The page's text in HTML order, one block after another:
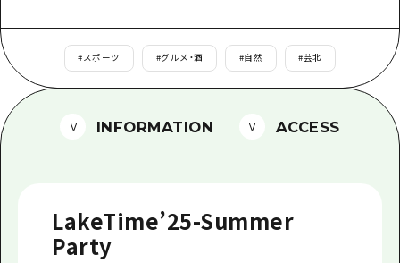
半日
1泊2日
観光案内所
広島県を訪れる外国人旅行者向け情報一
ボランティアガイド
ユニバーサルツーリズム
#スポーツ #グルメ・酒 #自然 #芸北
INFORMATION ACCESS
LakeTime’25-Summer
Party